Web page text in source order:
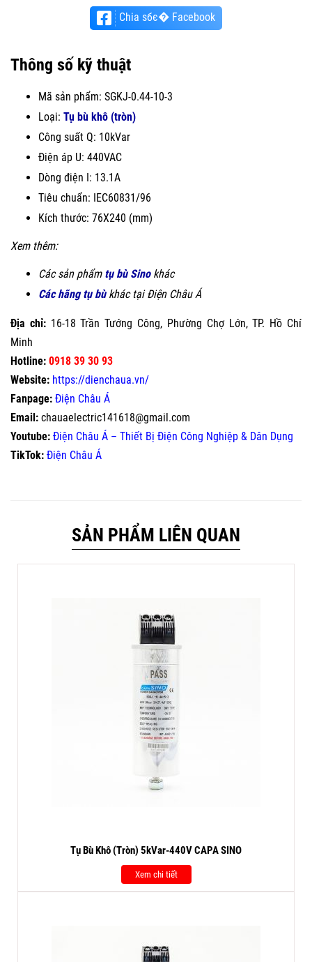
Chia sбє� Facebook
Thông số kỹ thuật
Mã sản phẩm: SGKJ-0.44-10-3
Loại: Tụ bù khô (tròn)
Công suất Q: 10kVar
Điện áp U: 440VAC
Dòng điện I: 13.1A
Tiêu chuẩn: IEC60831/96
Kích thước: 76X240 (mm)
Xem thêm:
Các sản phẩm tụ bù Sinokhác
Các hãng tụ bùkhác tại Điện Châu Á
Địa chỉ:16-18 Trần Tướng Công, Phường Chợ Lớn, TP. Hồ Chí
Minh
Hotline: 0918 39 30 93
Website: https://dienchaua.vn/
Fanpage: Điện Châu Á
Email: chauaelectric141618@gmail.com
Youtube: Điện Châu Á – Thiết Bị Điện Công Nghiệp & Dân Dụng
TikTok: Điện Châu Á
SẢN PHẨM LIÊN QUAN
Tụ Bù Khô (Tròn) 5kVar-440V CAPA SINO
Xem chi tiết